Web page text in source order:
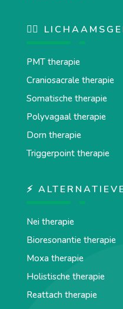
💆‍♂️
PMT therapie
Craniosacrale therapie
Somatische therapie
Polyvagaal therapie
Dorn therapie
Triggerpoint therapie
⚡
Nei therapie
Bioresonantie therapie
Moxa therapie
Holistische therapie
Reattach therapie